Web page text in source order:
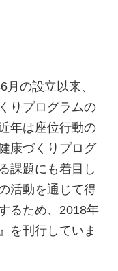
の設立以来、
りプログラムの
年は座位行動の
康づくりプログ
課題にも着目し
活動を通じて得
るため、2018年
を刊行していま